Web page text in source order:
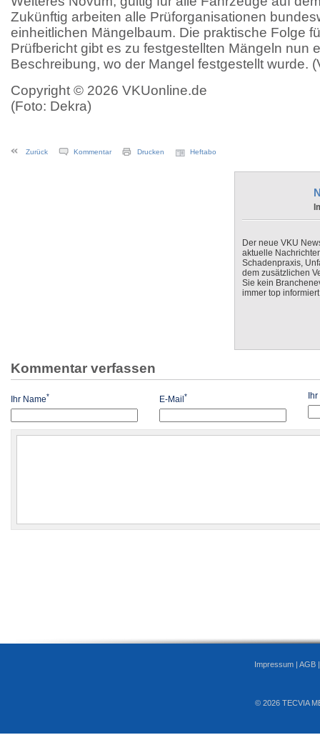
Zukünftig arbeiten alle Prüforganisationen
einheitlichen Mängelbaum. Die praktische Folge
Prüfbericht gibt es zu festgestellten Mängeln nun
Beschreibung, wo der Mangel festgestellt wurde.
Copyright © 2026 VKUonline.de
(Foto: Dekra)
Zurück Kommentar Drucken Heftabo
Der neue VKU
aktuelle
Schadenpraxis,
dem zusätzlichen
Sie kein
immer top
Kommentar verfassen
Ihr Name* E-Mail *
Impressum | AGB
© 2026 TECVIA